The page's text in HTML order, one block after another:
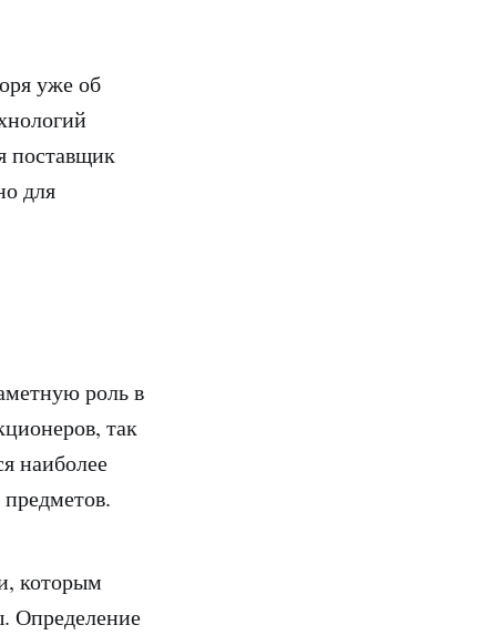
уже об
поставщик
для
роль в
так
наиболее
которым
Определение